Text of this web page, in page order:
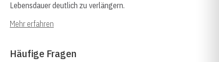
Lebensdauer deutlich zu verlängern.
Mehr erfahren
Häufige Fragen